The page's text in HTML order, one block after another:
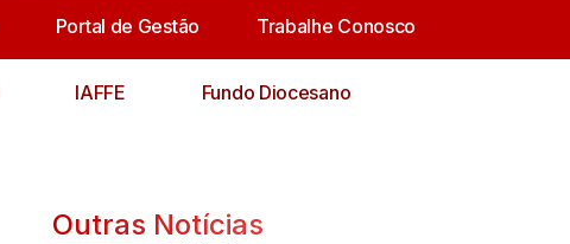
Portal de Gestão Trabalhe Conosco
IAFFE Fundo Diocesano
Outras Notícias